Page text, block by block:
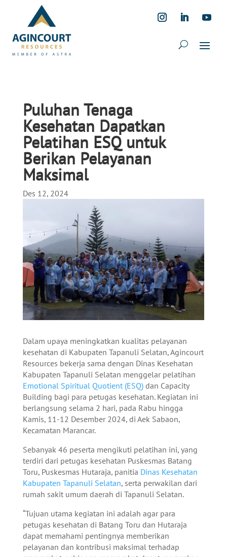
Puluhan Tenaga
Kesehatan Dapatkan
Pelatihan ESQ untuk
Berikan Pelayanan
Maksimal
Des 12, 2024
Dalam upaya meningkatkan kualitas pelayanan
kesehatan di Kabupaten Tapanuli Selatan, Agincourt
Resources bekerja sama dengan Dinas Kesehatan
Kabupaten Tapanuli Selatan menggelar pelatihan
Emotional Spiritual Quotient (ESQ)dan Capacity
Building bagi para petugas kesehatan. Kegiatan ini
berlangsung selama 2 hari, pada Rabu hingga
Kamis, 11-12 Desember 2024, di Aek Sabaon,
Kecamatan Marancar.
Sebanyak 46 peserta mengikuti pelatihan ini, yang
terdiri dari petugas kesehatan Puskesmas Batang
Toru, Puskesmas Hutaraja, panitia Dinas Kesehatan
Kabupaten Tapanuli Selatan, serta perwakilan dari
rumah sakit umum daerah di Tapanuli Selatan.
“Tujuan utama kegiatan ini adalah agar para
petugas kesehatan di Batang Toru dan Hutaraja
dapat memahami pentingnya memberikan
pelayanan dan kontribusi maksimal terhadap